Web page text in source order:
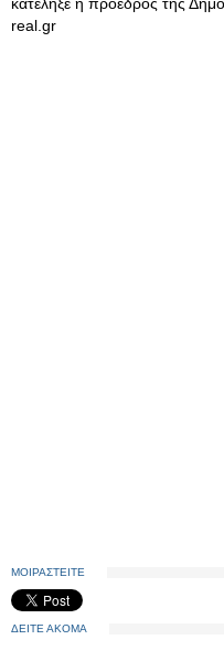
real.gr
ΜΟΙΡΑΣΤΕΙΤΕ
ΔΕΙΤΕ ΑΚΟΜΑ